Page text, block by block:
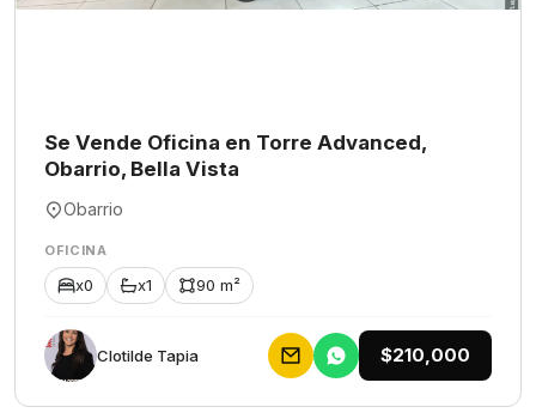
Se Vende Oficina en Torre Advanced,
Obarrio, Bella Vista
Obarrio
OFICINA
x0 x1 90 m²
Clotilde Tapia $210,000